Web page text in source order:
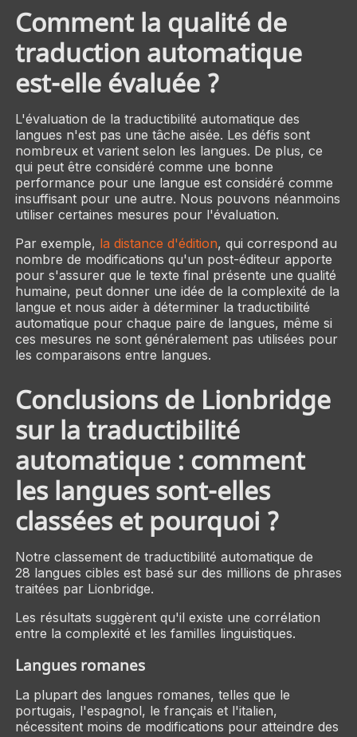
Comment la qualité de
traduction automatique
est-elle évaluée ?
L'évaluation de la traductibilité automatique des
langues n'est pas une tâche aisée. Les défis sont
nombreux et varient selon les langues. De plus, ce
qui peut être considéré comme une bonne
performance pour une langue est considéré comme
insuffisant pour une autre. Nous pouvons néanmoins
utiliser certaines mesures pour l'évaluation.
Par exemple, la distance d'édition, qui correspond au
nombre de modifications qu'un post-éditeur apporte
pour s'assurer que le texte final présente une qualité
humaine, peut donner une idée de la complexité de la
langue et nous aider à déterminer la traductibilité
automatique pour chaque paire de langues, même si
ces mesures ne sont généralement pas utilisées pour
les comparaisons entre langues.
Conclusions de Lionbridge
sur la traductibilité
automatique : comment
les langues sont-elles
classées et pourquoi ?
Notre classement de traductibilité automatique de
28 langues cibles est basé sur des millions de phrases
traitées par Lionbridge.
Les résultats suggèrent qu'il existe une corrélation
entre la complexité et les familles linguistiques.
Langues romanes
La plupart des langues romanes, telles que le
portugais, l'espagnol, le français et l'italien,
nécessitent moins de modifications pour atteindre des